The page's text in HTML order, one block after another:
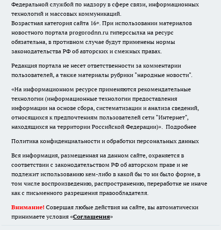
Федеральной службой по надзору в сфере связи, информационных
технологий и массовых коммуникаций.
Возрастная категория сайта 16+. При использовании материалов
новостного портала progorodnn.ru гиперссылка на ресурс
обязательна, в противном случае будут применены нормы
законодательства РФ об авторских и смежных правах.
Редакция портала не несет ответственности за комментарии
пользователей, а также материалы рубрики "народные новости".
«На информационном ресурсе применяются рекомендательные
технологии (информационные технологии предоставления
информации на основе сбора, систематизации и анализа сведений,
относящихся к предпочтениям пользователей сети "Интернет",
находящихся на территории Российской Федерации)». Подробнее
Политика конфиденциальности и обработки персональных данных
Вся информация, размещенная на данном сайте, охраняется в
соответствии с законодательством РФ об авторском праве и не
подлежит использованию кем-либо в какой бы то ни было форме, в
том числе воспроизведению, распространению, переработке не иначе
как с письменного разрешения правообладателя.
Внимание! Совершая любые действия на сайте, вы автоматически
принимаете условия «Cоглашения»